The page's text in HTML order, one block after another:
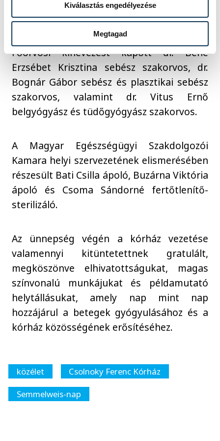
Kiválasztás engedélyezése
Megtagad
gyermekgyógyász, sürgősségi orvostan
szakorvosa.
Főorvosi kinevezést kapott dr. Bene
Erzsébet Krisztina sebész szakorvos, dr.
Bognár Gábor sebész és plasztikai sebész
szakorvos, valamint dr. Vitus Ernő
belgyógyász és tüdőgyógyász szakorvos.
A Magyar Egészségügyi Szakdolgozói
Kamara helyi szervezetének elismerésében
részesült Bati Csilla ápoló, Buzárna Viktória
ápoló és Csoma Sándorné fertőtlenítő-
sterilizáló.
Az ünnepség végén a kórház vezetése
valamennyi kitüntetettnek gratulált,
megköszönve elhivatottságukat, magas
színvonalú munkájukat és példamutató
helytállásukat, amely nap mint nap
hozzájárul a betegek gyógyulásához és a
kórház közösségének erősítéséhez.
közélet
Csolnoky Ferenc Kórház
Semmelweis-nap